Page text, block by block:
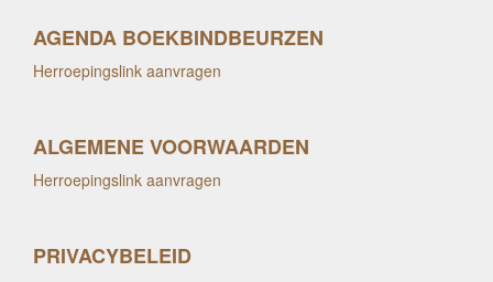
AGENDA BOEKBINDBEURZEN
Herroepingslink aanvragen
ALGEMENE VOORWAARDEN
Herroepingslink aanvragen
PRIVACYBELEID